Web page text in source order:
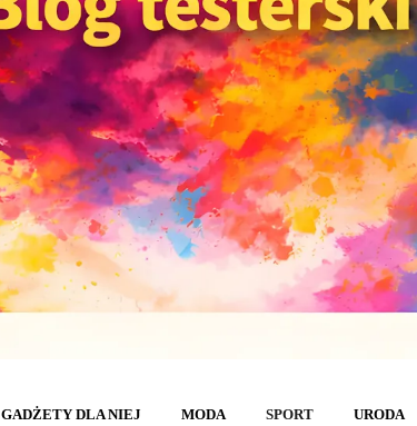
GADŻETY DLA NIEJ MODA SPORT URODA